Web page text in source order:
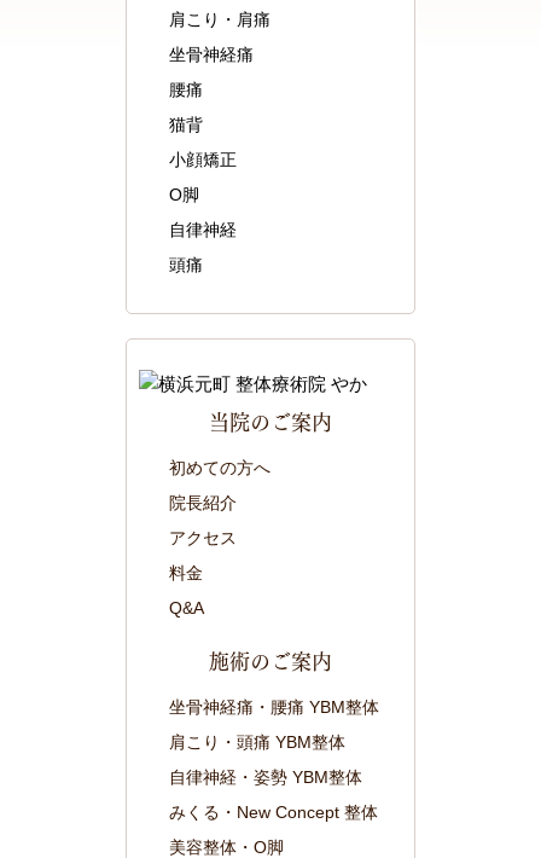
肩こり・肩痛
坐骨神経痛
腰痛
猫背
小顔矯正
O脚
自律神経
頭痛
当院のご案内
初めての方へ
院長紹介
アクセス
料金
Q&A
施術のご案内
坐骨神経痛・腰痛 YBM整体
肩こり・頭痛 YBM整体
自律神経・姿勢 YBM整体
みくる・New Concept 整体
美容整体・O脚